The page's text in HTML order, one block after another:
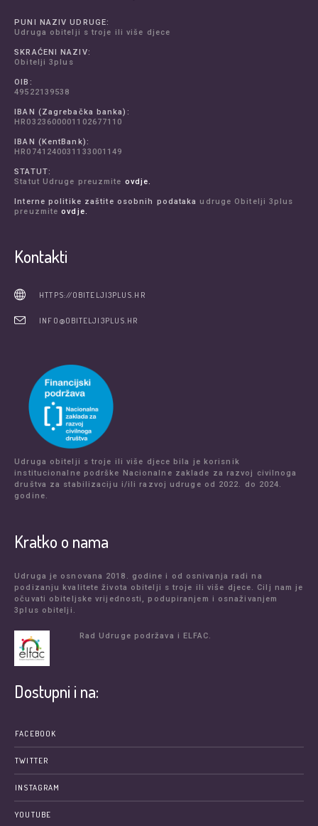
PUNI NAZIV UDRUGE:
Udruga obitelji s troje ili više djece
SKRAĆENI NAZIV:
Obitelji 3plus
OIB:
49522139538
IBAN (Zagrebačka banka):
HR0323600001102677110
IBAN (KentBank):
HR0741240031133001149
STATUT:
Statut Udruge preuzmite ovdje.
Interne politike zaštite osobnih podataka udruge Obitelji 3plus
preuzmiteovdje.
Kontakti
HTTPS://OBITELJI3PLUS.HR
INFO@OBITELJI3PLUS.HR
Udruga obitelji s troje ili više djece bila je korisnik
institucionalne podrške Nacionalne zaklade za razvoj civilnoga
društva za stabilizaciju i/ili razvoj udruge od 2022. do 2024.
godine.
Kratko o nama
Udruga je osnovana 2018. godine i od osnivanja radi na
podizanju kvalitete života obitelji s troje ili više djece. Cilj nam je
očuvati obiteljske vrijednosti, podupiranjem i osnaživanjem
3plus obitelji.
Rad Udruge podržava i ELFAC.
Dostupni i na:
FACEBOOK
TWITTER
INSTAGRAM
YOUTUBE